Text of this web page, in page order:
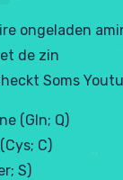
ongeladen
de zin
Soms
(Gln; Q)
C)
S)